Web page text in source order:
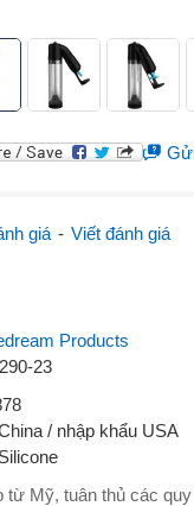
Products
23
/ nhập khẩu USA
giá - Viết đánh giá
Mỹ, tuân thủ các